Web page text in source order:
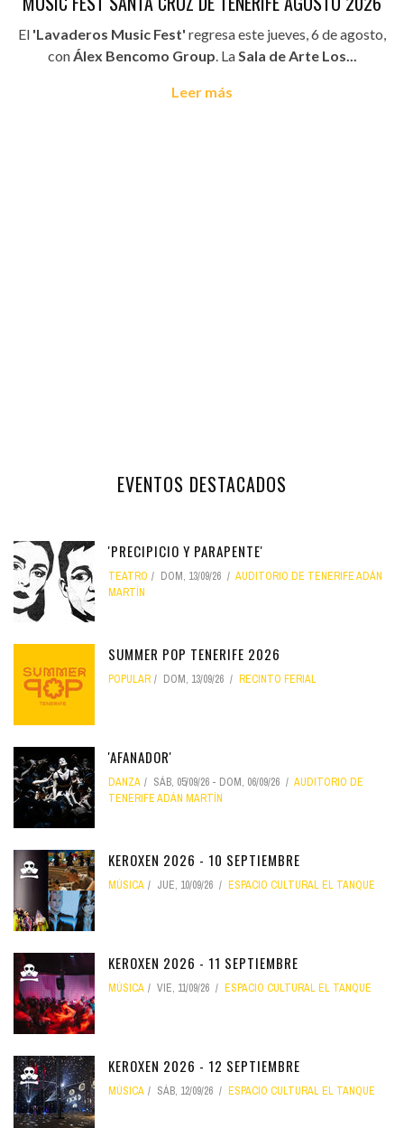
El 'Lavaderos Music Fest' regresa este jueves, 6 de agosto,
conÁlex Bencomo Group. LaSala de Arte Los...
Leer más
EVENTOS DESTACADOS
'PRECIPICIO Y PARAPENTE'
TEATRO DOM, 13/09/26
AUDITORIO DE TENERIFE ADÁN
MARTÍN
SUMMER POP TENERIFE 2026
POPULAR DOM, 13/09/26 RECINTO FERIAL
'AFANADOR'
DANZA SÁB, 05/09/26 - DOM, 06/09/26
AUDITORIO DE
TENERIFE ADÁN MARTÍN
KEROXEN 2026 - 10 SEPTIEMBRE
MÚSICA JUE, 10/09/26 ESPACIO CULTURAL EL TANQUE
KEROXEN 2026 - 11 SEPTIEMBRE
MÚSICA VIE, 11/09/26 ESPACIO CULTURAL EL TANQUE
KEROXEN 2026 - 12 SEPTIEMBRE
MÚSICA SÁB, 12/09/26 ESPACIO CULTURAL EL TANQUE